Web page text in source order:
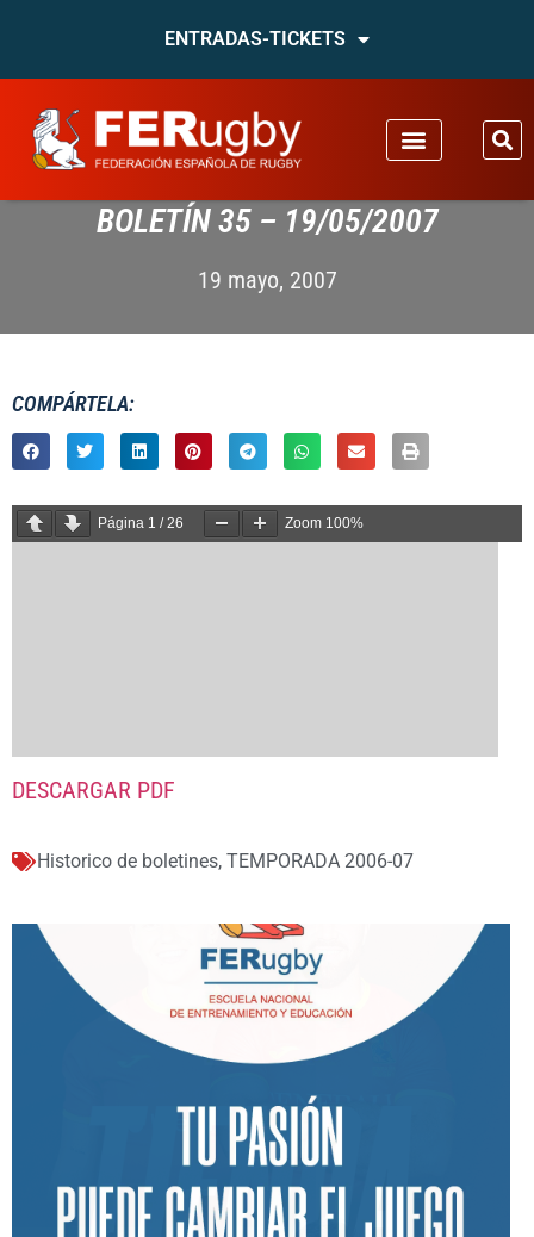
ENTRADAS-TICKETS
BOLETÍN 35 – 19/05/2007
19 mayo, 2007
COMPÁRTELA:
Página 1 /26 Zoom 100%
DESCARGAR PDF
Historico de boletines, TEMPORADA 2006-07